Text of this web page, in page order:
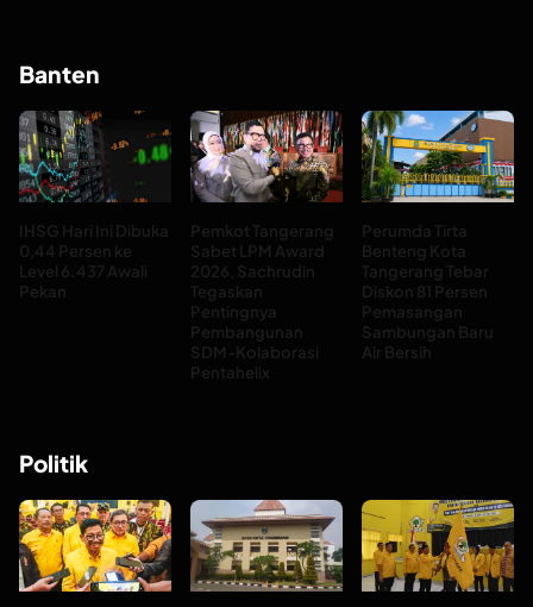
Banten
IHSG Hari Ini Dibuka
0,44 Persen ke
Level 6.437 Awali
Pekan
Pemkot Tangerang
Sabet LPM Award
2026, Sachrudin
Tegaskan
Pentingnya
Pembangunan
SDM-Kolaborasi
Pentahelix
Perumda Tirta
Benteng Kota
Tangerang Tebar
Diskon 81 Persen
Pemasangan
Sambungan Baru
Air Bersih
Politik